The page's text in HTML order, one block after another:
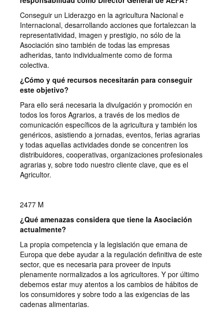
Conseguir un Liderazgo en la agricultura Nacional e
Internacional, desarrollando acciones que fortalezcan la
representatividad, imagen y prestigio, no sólo de la
Asociación sino también de todas las empresas
adheridas, tanto individualmente como de forma
colectiva.
¿Cómo y qué recursos necesitarán para conseguir
este objetivo?
Para ello será necesaria la divulgación y promoción en
todos los foros Agrarios, a través de los medios de
comunicación específicos de la agricultura y también los
genéricos, asistiendo a jornadas, eventos, ferias agrarias
y todas aquellas actividades donde se concentren los
distribuidores, cooperativas, organizaciones profesionales
agrarias y, sobre todo nuestro cliente clave, que es el
Agricultor.
2477 M
¿Qué amenazas considera que tiene la Asociación
actualmente?
La propia competencia y la legislación que emana de
Europa que debe ayudar a la regulación definitiva de este
sector, que es necesaria para proveer de inputs
plenamente normalizados a los agricultores. Y por último
debemos estar muy atentos a los cambios de hábitos de
los consumidores y sobre todo a las exigencias de las
cadenas alimentarias.